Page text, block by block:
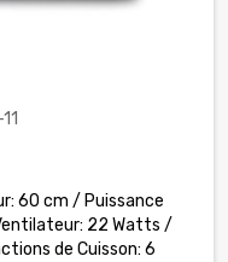
60 cm / Puissance
22 Watts /
de Cuisson: 6